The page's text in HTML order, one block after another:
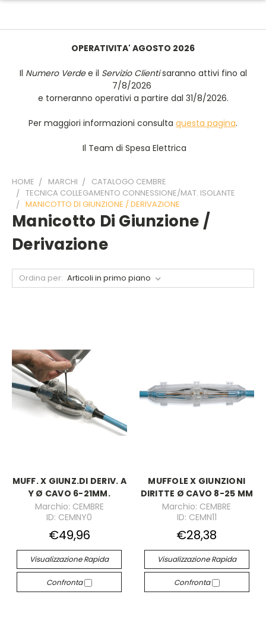
OPERATIVITA' AGOSTO 2026
Il Numero Verdee il Servizio Clientisaranno attivi fino al
7/8/2026
e torneranno operativi a partire dal 31/8/2026.
Per maggiori informazioni consulta questa pagina.
Il Team di Spesa Elettrica
HOME MARCHI
CATALOGO CEMBRE
TECNICA COLLEGAMENTO CONNESSIONE/MAT. ISOLANTE
MANICOTTO DI GIUNZIONE / DERIVAZIONE
Manicotto Di Giunzione /
Derivazione
Ordina per:
MUFF. X GIUNZ.DI DERIV. A
Y Ø CAVO 6-21MM.
Marchio: CEMBRE
ID: CEMNY0
€49,96
Visualizzazione Rapida
Confronta
MUFFOLE X GIUNZIONI
DIRITTE Ø CAVO 8-25 MM
Marchio: CEMBRE
ID: CEMN11
€28,38
Visualizzazione Rapida
Confronta